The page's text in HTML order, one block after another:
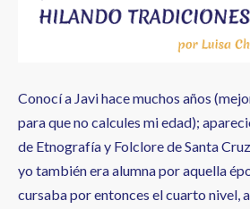
la
Conocí a Javi hace muchos años
para que no calcules mi edad);
de Etnografía y Folclore de Santa
yo también era alumna por aquella
cursaba por entonces el cuarto nivel,